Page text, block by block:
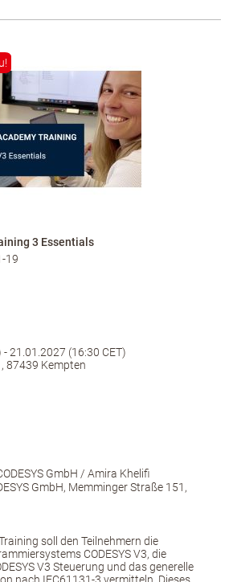
3 Essentials
19
21.01.2027 (16:30 CET)
87439 Kempten
GmbH / Amira Khelifi
GmbH, Memminger Straße 151,
soll den Teilnehmern die
CODESYS V3, die
V3 Steuerung und das generelle